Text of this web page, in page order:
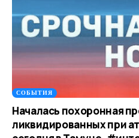
СОБЫТИЯ
Началась похоронная
ликвидированных при